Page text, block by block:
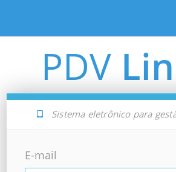
PDV
Sistema eletrônico para
E-mail